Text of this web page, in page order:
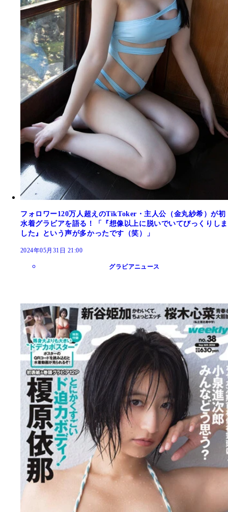
フォロワー120万人超えのTikToker・主人公（金丸紗希）が初
水着グラビアを語る！「『想像以上に脱いでいてびっくりしま
した』という声が多かったです（笑）」
2024年05月31日 21:00
グラビアニュース